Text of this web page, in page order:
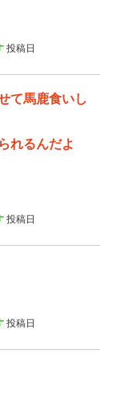
投稿日
て馬鹿食いし
れるんだよ
投稿日
投稿日